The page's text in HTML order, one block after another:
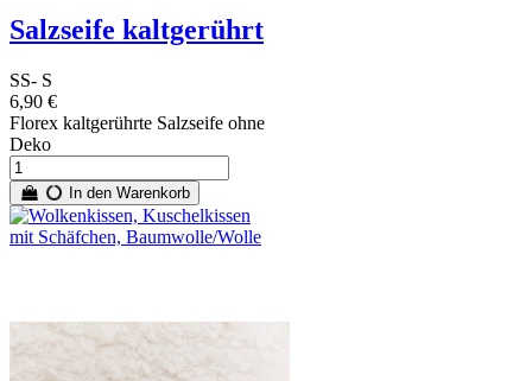
Salzseife kaltgerührt
SS- S
6,90 €
Florex kaltgerührte Salzseife ohne
Deko
In den Warenkorb